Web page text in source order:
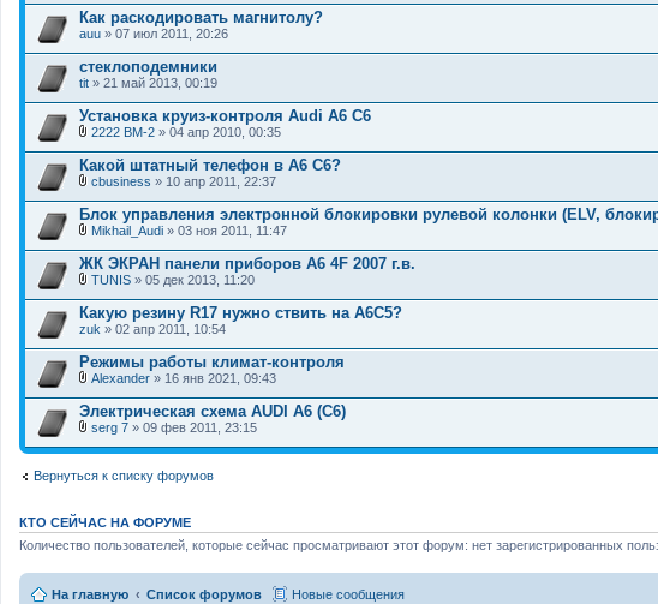
е
н
и
Как раскодировать магнитолу?
auu » 07 июл 2011, 20:26
стеклоподемники
tit » 21 май 2013, 00:19
Установка круиз-контроля Audi А6 С6
л
о
ж
е
н
и
2222 ВМ-2 » 04 апр 2010, 00:35
Какой штатный телефон в A6 C6?
л
о
ж
е
н
и
cbusiness » 10 апр 2011, 22:37
Блок управления электронной блокировки рулевой колонки (ELV,
л
о
ж
е
н
и
Mikhail_Audi » 03 ноя 2011, 11:47
ЖК ЭКРАН панели приборов A6 4F 2007 г.в.
л
о
ж
е
н
и
TUNIS » 05 дек 2013, 11:20
Какую резину R17 нужно ствить на А6С5?
zuk » 02 апр 2011, 10:54
Режимы работы климат-контроля
л
о
ж
е
и
Alexander » 16 янв 2021, 09:43
Электрическая схема AUDI A6 (C6)
л
ж
и
я
serg 7 » 09 фев 2011, 23:15
Вернуться к списку форумов
КТО СЕЙЧАС НА ФОРУМЕ
Количество пользователей, которые сейчас просматривают этот форум: нет зарегистрированных
На главную Список форумов Новые сообщения